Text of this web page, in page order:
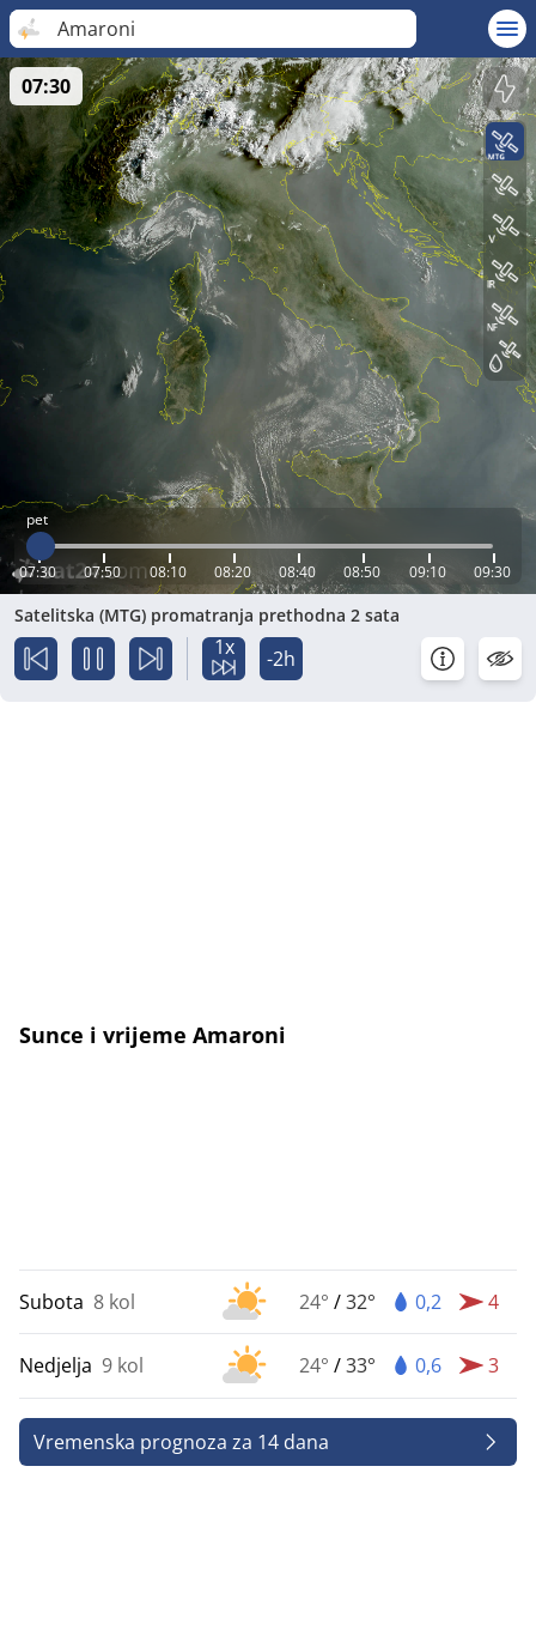
Amaroni
pet
07:30 07:50 08:10 08:20 08:40 08:50 09:10 09:30
07:30
Satelitska (MTG) promatranja prethodna 2 sata
1x -2h
Sunce i vrijeme Amaroni
Subota 8 kol 24° /32° 0,2 4
Nedjelja 9 kol 24° /33° 0,6 3
Vremenska prognoza za 14 dana